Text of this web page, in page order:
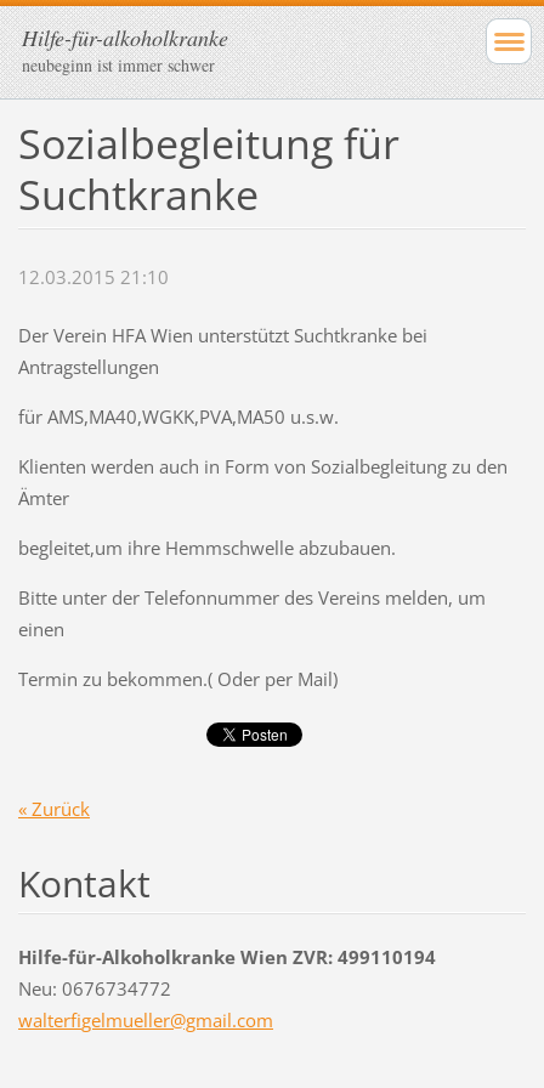
Hilfe-für-alkoholkranke
neubeginn ist immer schwer
Sozialbegleitung für
Suchtkranke
12.03.2015 21:10
Der Verein HFA Wien unterstützt Suchtkranke bei
Antragstellungen
für AMS,MA40,WGKK,PVA,MA50 u.s.w.
Klienten werden auch in Form von Sozialbegleitung zu den
Ämter
begleitet,um ihre Hemmschwelle abzubauen.
Bitte unter der Telefonnummer des Vereins melden, um
einen
Termin zu bekommen.( Oder per Mail)
« Zurück
Kontakt
Hilfe-für-Alkoholkranke Wien ZVR: 499110194
Neu: 0676734772
walterfigelmueller@gmail.com